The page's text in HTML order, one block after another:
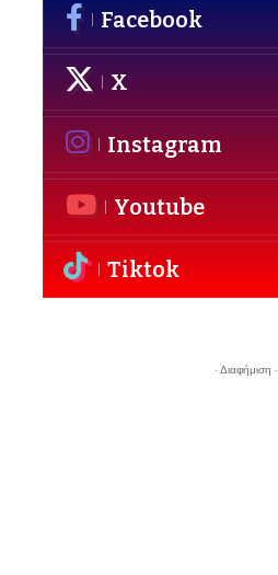
Facebook
X
Instagram
Youtube
Tiktok
- Διαφήμιση -